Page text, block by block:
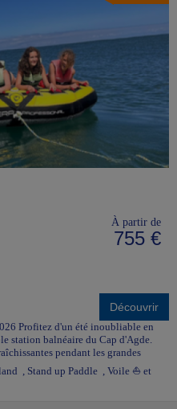
À partir de
755 €
Découvrir
Profitez d'un été inoubliable en
station balnéaire du Cap d'Agde.
pendant les grandes
, Stand up Paddle , Voile ⛵ et